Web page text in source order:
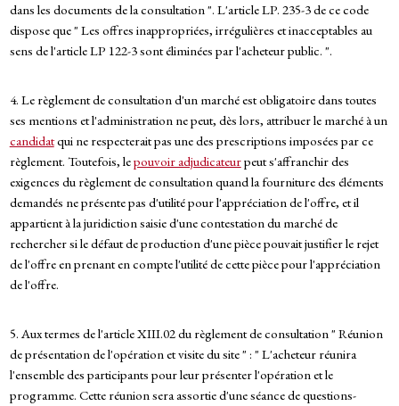
dans les documents de la consultation ". L'article LP. 235-3 de ce code
dispose que " Les offres inappropriées, irrégulières et inacceptables au
sens de l'article LP 122-3 sont éliminées par l'acheteur public. ".
4. Le règlement de consultation d'un marché est obligatoire dans toutes
ses mentions et l'administration ne peut, dès lors, attribuer le marché à un
candidatqui ne respecterait pas une des prescriptions imposées par ce
règlement. Toutefois, lepouvoir adjudicateurpeut s'affranchir des
exigences du règlement de consultation quand la fourniture des éléments
demandés ne présente pas d'utilité pour l'appréciation de l'offre, et il
appartient à la juridiction saisie d'une contestation du marché de
rechercher si le défaut de production d'une pièce pouvait justifier le rejet
de l'offre en prenant en compte l'utilité de cette pièce pour l'appréciation
de l'offre.
5. Aux termes de l'article XIII.02 du règlement de consultation " Réunion
de présentation de l'opération et visite du site " : " L'acheteur réunira
l'ensemble des participants pour leur présenter l'opération et le
programme. Cette réunion sera assortie d'une séance de questions-